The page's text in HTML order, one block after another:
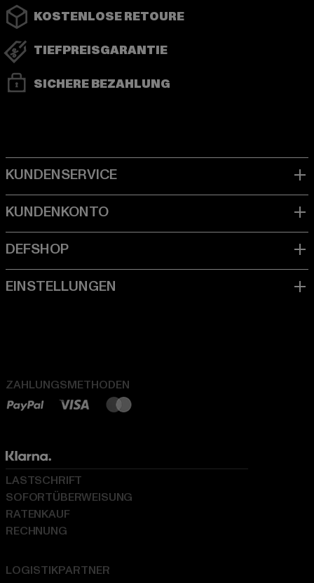
KOSTENLOSE RETOURE
TIEFPREISGARANTIE
SICHERE BEZAHLUNG
ZAHLUNGSMETHODEN
LOGISTIKPARTNER
LASTSCHRIFT
SOFORTÜBERWEISUNG
RATENKAUF
RECHNUNG